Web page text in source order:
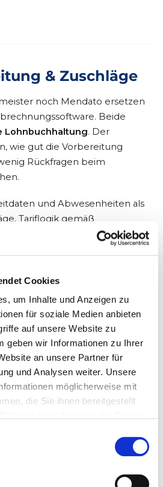
Cookies
um Inhalte und Anzeigen zu
für soziale Medien anbieten
auf unsere Website zu
geben wir Informationen zu Ihrer
an unsere Partner für
und Analysen weiter. Unsere
möglicherweise mit
die Sie ihnen bereitgestellt
& Zuschläge
noch Mendato ersetzen
Beide
Lohnbuchhaltung. Der
wie gut die Vorbereitung
Rückfragen beim
und Abwesenheiten als
Tariflogik gemäß
Sonderfälle werden extern
Strukturen kann das ausreichen,
strukturiert auf: Zeiten
Aufträgen und geplanten
und Zuschlägen.
LODAS oder den Steuerberater
Buchhaltung
Video:
für die Gebäudereinigung ist
Mendato bildet